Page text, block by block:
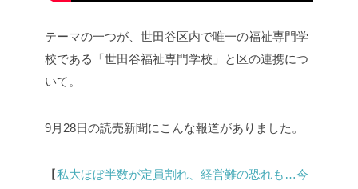
テーマの一つが、世田谷区内で唯一の福祉専門学
校である「世田谷福祉専門学校」と区の連携につ
いて。
9月28日の読売新聞にこんな報道がありました。
【私大ほぼ半数が定員割れ、経営難の恐れも…今